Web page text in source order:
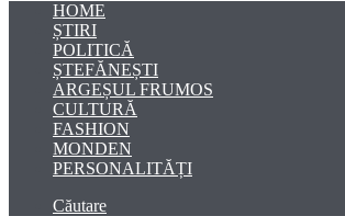
HOME
ȘTIRI
POLITICĂ
ȘTEFĂNEȘTI
ARGEȘUL FRUMOS
CULTURĂ
FASHION
MONDEN
PERSONALITĂȚI
Căutare